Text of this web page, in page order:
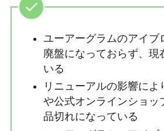
ユーアーグラムのアイブ
廃盤になっておらず、現
いる
リニューアルの影響によ
や公式オンラインショッ
品切れになっている